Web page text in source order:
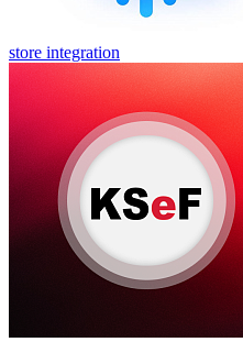
store integration